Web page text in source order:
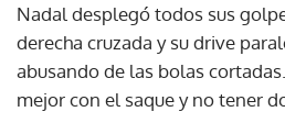
Nadal desplegó todos sus
derecha cruzada y su drive
abusando de las bolas
mejor con el saque y no tener